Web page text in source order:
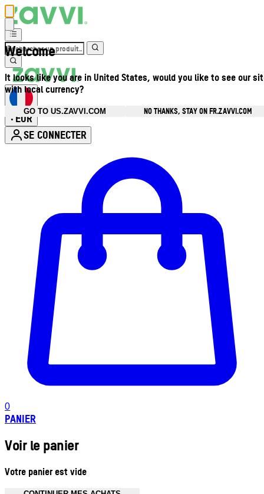
Welcome
It looks like you are in United States, would you like to see our
with local currency?
GO TO US.ZAVVI.COM
NO THANKS, STAY ON FR.ZAVVI.COM
• EUR
SE CONNECTER
0
PANIER
Voir le panier
Votre panier est vide